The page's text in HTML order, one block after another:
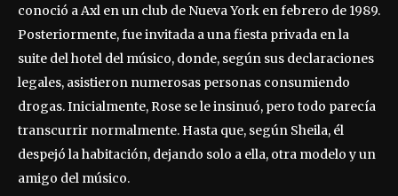
conoció a Axl en un club de Nueva York en febrero de 1989.
Posteriormente, fue invitada a una fiesta privada en la
suite del hotel del músico, donde, según sus declaraciones
legales, asistieron numerosas personas consumiendo
drogas. Inicialmente, Rose se le insinuó, pero todo parecía
transcurrir normalmente. Hasta que, según Sheila, él
despejó la habitación, dejando solo a ella, otra modelo y un
amigo del músico.